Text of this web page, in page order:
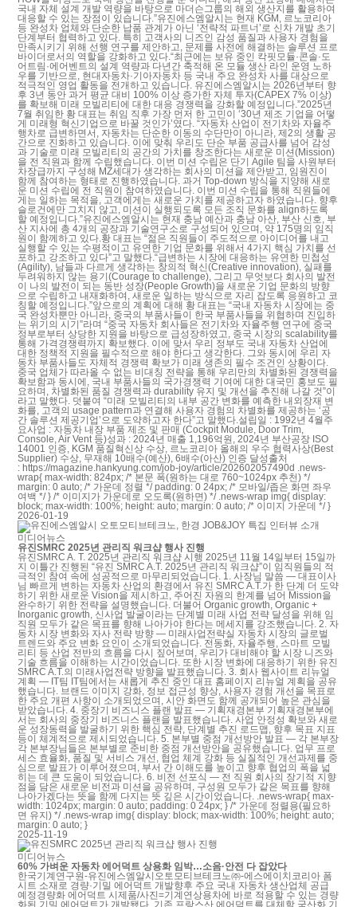
국내 자체 설계 개발 역량을 바탕으로 마더슨그룹의 해외 생산지를 활용하여
대응할 수 있는 장점이 있습니다.”유진에스엠알시는 현재 KGM, 르노코리아
등 완성차 업체와 단순한 납품 관계가 아닌 ‘전략적 파트너’로 신차 개발 초기
단계부터 협력하고 있다. 특히 고객사의 니즈인 감성 품질과 사용자 경험을
만족시키기 위해 선행 연구를 제안하고, 문제를 사전에 해결하는 솔루션 프로
바이더로서의 역할을 강화하고 있다.“최근에는 보유 중인 칵핏모듈·콘솔·도
어트림·에어벤트의 설계 역량과 다년간 축적해 온 모듈 생산 라인 운영 노하
우를 기반으로, 현대자동차·기아자동차 등 국내 주요 완성차 사를 대상으로
적극적인 영업 활동을 전개하고 있습니다. 유진에스엠알시는 2026년부터 향
후 3년 동안 과거 평균 대비 100% 이상 증가한 자체 투자(CAPEX 7% 이상)
를 확보해 미래 모빌리티에 대한 대응 경쟁력을 강화할 예정입니다.”2025년
7월 취임한 황 대표는 취임 직후 가장 먼저 한 고민이 ‘30년 제조 기업을 어떻
게 미래형 혁신기업으로 바꿀 것인가’였다. “자동차 산업이 전기차와 자율주
행차로 급변하면서, 자동차는 단순한 이동의 수단만이 아니라, 제2의 생활 공
간으로 진화하고 있습니다. 이에 맞춰 우리도 단순 부품 공급사를 넘어 감성
과 기술로 미래 모빌리티의 공간의 가치를 창조한다는 새로운 미션(Mission)
을 전 직원과 함께 수립했습니다. 이번 미션 수립은 단기 Agile 팀을 사원부터
차장급까지 구성해 MZ세대가 생각하는 회사의 미션을 제안받고, 임원진이
함께 참여하는 형태로 진행하였습니다. 과거 Top-down 방식을 지양해 새로
운 미션 수립에 전 직원이 참여하였습니다. 이번 미션 수립을 통해 직원들에
게는 일하는 목적을, 고객에게는 새로운 가치를 제공하고자 하였습니다. 향후
슬로건에만 그치지 않고, 미션이 실행되도록 모든 조직 문화를 align하도록
할 예정입니다.”유진에스엠알시는 현재 충남 예산과 충남 아산, 부산 신호, 부
산 지사에 총 4개의 공장과 기술연구소로 구성되어 있으며, 약 175명의 임직
원이 함께하고 있다.황 대표는 “젊은 직원들이 주도적으로 아이디어를 내고
실행할 수 있는 수평적이고 유연한 기업 문화를 위해서 4가지 핵심 가치를 선
포하고 강조하고 있다”고 말했다.“급변하는 시장에 대응하는 유연한 민첩성
(Agility), 남들과 다르게 생각하는 창의적 혁신(Creative innovation), 실패를
두려워하지 않는 용기(Courage to challenge), 그리고 무엇보다 회사의 발전
이 나의 발전이 되는 동반 성장(People Growth)을 새로운 기업 문화의 방향
으로 수립하고 내재화하여, 새로운 일하는 방식으로 자리 잡도록 응원하고 코
칭할 예정입니다.”앞으로의 계획에 대해 황 대표는 “국내 자동차 시장에는 중
국 완성차뿐만 아니라, 중국의 부품사들이 한국 부품사들을 위협하며 진입하
는 위기의 시기”라며 “중국 자동차 회사들은 전기차와 자율주행 연구에 중국
정부로부터 상당한 지원을 바탕으로 급성장하였고, 중국 시장의 scalability를
통해 가격경쟁력까지 확보했다. 이에 맞서 우리 정부도 국내 자동차 산업에
대한 정책적 지원을 필수적으로 해야 한다고 생각한다. 그와 동시에 우리 자
동차 부품사들도 자체적 경쟁력 확보가 미래 생존의 필수 조건인 상황이다.
중국 업체가 따라올 수 없는 비대칭 전략을 통해 우리만의 차별화된 경쟁력을
확보함과 동시에, 국내 부품사들의 국가경쟁력 기여에 대한 대국민 홍보도 필
요하며, 차별화된 품질 경쟁력과 durability 유지 및 개선을 추진해 나갈 것”이
라고 말했다. 덧붙여 “미래 모빌리티의 내부 공간 변화를 예측한 내외장재 변
화를, 고객의 usage pattern과 연결해 사용자 경험의 차별화를 제공하는 ‘공
간 솔루션 제공기업’으로 도약하고자 한다”고 말했다.설립일 : 1992년 4월주
요사업 : 자동차 내장 부품 제조 및 판매 (Cockpit Module, Door Trim,
Console, Air Vent 등)성과 : 2024년 매출 1,196억원, 2024년 부산공장 ISO
14001 인증, KGM 품질혁신상 수상, 르노코리아 올해의 우수 협력사상(Best
Supplier) 수상, 무재해 10배수(예산), 6배수(아산) 인증 달성출처
: https://magazine.hankyung.com/job-joy/article/202602057490d .news-
wrap{ max-width: 824px; /* 본문 폭(원하는 대로 760~1024px 추천) */
margin: 0 auto; /* 가운데 정렬 */ padding: 0 24px; /* 모바일/좁은 화면 좌우
여백 */ } /* 이미지가 가운데로 오도록(원하면) */ .news-wrap img{ display:
block; max-width: 100%; height: auto; margin: 0 auto; /* 이미지 가운데 */ }
2026-01-19
미디어뉴스
유진SMRC 2025년 관리직 워크샵 행사 진행
유진SMRC A. T. 2025년 관리직 워크샵 시행 2025년 11월 14일부터 15일까
지 이틀간 진행된 “유진 SMRC A.T. 2025년 관리직 워크샵”이 임직원들의 적
극적인 참여 속에 성공적으로 마무리되었습니다. 1. 사장님 말씀 — 대표이사
님 빠르게 변하는 자동차 산업의 환경에서 유진 SMRC A.T.가 한 단계 더 도약
하기 위한 새로운 Vision을 제시하고, 주어진 자원의 한계를 넘어 Mission을
완수하기 위한 전략을 설명했습니다. 더불어 Organic growth, Organic +
Inorganic growth, 신사업 발굴이라는 단계별 미래 사업 전략 달성을 위해 임
직원 모두가 같은 목표를 향해 나아가야 한다는 메세지를 강조했습니다. 2. 자
동차 시장 변화와 자사 전략 방향 — 미래사업전략실 자동차 시장의 글로벌
트렌드와 주요 변화 요인이 소개되었습니다. 전동화, 자율주행, 스마트 모빌
리티 등 산업 전반의 흐름을 다시 짚어보며, 우리가 대비해야 할 시장 니즈와
기술 흐름을 이해하는 시간이었습니다. 또한 시장 변화에 대응하기 위한 유진
SMRC A.T.의 미래사업전략 방향을 발표했습니다. 3. 회사 웹사이트 리뉴얼
계획 — IT팀 IT팀에서는 새롭게 추진 중인 대표 홈페이지 리뉴얼 계획을 공유
했습니다. 브랜드 이미지 강화, 정보 접근성 향상, 사용자 경험 개선을 목표로
한 주요 개편 사항이 소개되었으며, 시안 화면도 함께 공개되어 높은 관심을
받았습니다. 4. 중장기 비즈니스 플랜 발표 — 기획재경본부 기획재경본부에
서는 회사의 중장기 비즈니스 플랜을 발표했습니다. 사업 안정성 확보와 새로
운 성장동력을 발굴하기 위한 핵심 전략, 단계별 추진 로드맵, 향후 목표 지표
등이 체계적으로 제시되었습니다. 5. 본부별 중점 개선방안 발표 — 각 본부장
각 본부장님들은 본부별로 준비한 중점 개선방안을 공유했습니다. 업무 프로
세스 효율화, 품질 및 서비스 개선, 협업 체계 강화 등 실질적인 개선과제를 중
심으로 발표가 이루어졌으며, 부서 간 이해도를 높이고 향후 협업의 폭을 넓
히는 데 큰 도움이 되었습니다. 6. 비전 선포식 — 전 직원 회사의 장기적 지향
점을 담은 새로운 비전과 미션을 공유하며, 구성원 모두가 같은 목표를 향해
나아가겠다는 뜻을 함께 다지는 뜻 깊은 시간이었습니다. .news-wrap{ max-
width: 1024px; margin: 0 auto; padding: 0 24px; } /* 가운데 정렬용(필요하
면 유지) */ .news-wrap img{ display: block; max-width: 100%; height: auto;
margin: 0 auto; }
2025-11-19
미디어뉴스
60% 가벼운 자동차 에어덕트 상용화 임박…소음·안전 다 잡았다
한국기계연구원-유진에스엠알시오토모티브테크노㈜-에스에이치코리아 폼
시트 소재로 경량·기밀 에어덕트 개발향후 주요 국내 자동차 생산업체 공급
예정경량화 에어덕트 시제품/사진=기계연상용차에 바로 적용할 수 있는 경량